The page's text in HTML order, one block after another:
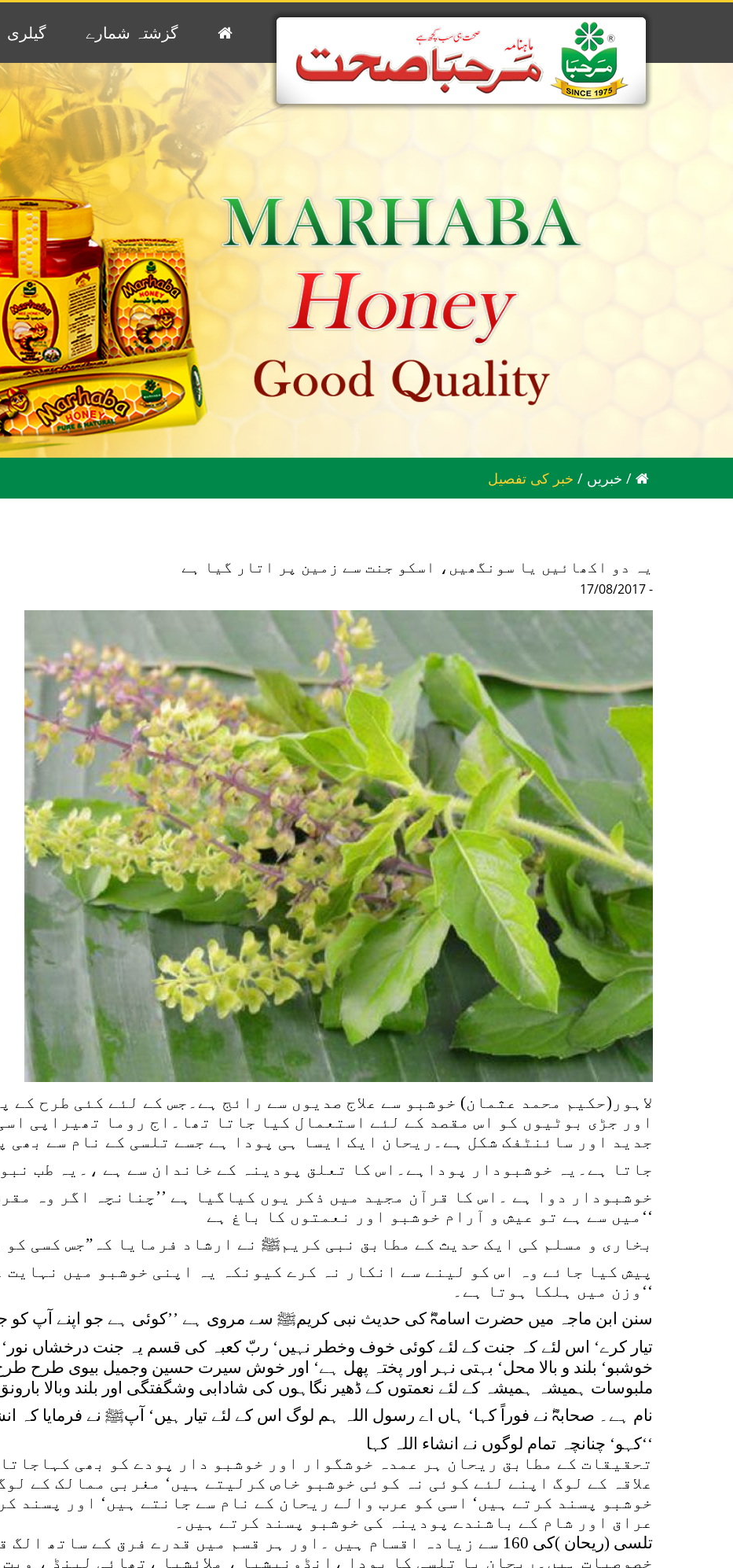
گزشتہ شمارے گیلری
/
/ خبریں خبر کی تفصیل
17/08/2017 -
لاہور(حکیم محمد عثمان) خوشبو سے علاج صدیوں سے رائج ہے۔جس کے لئے کئی طرح کے
اور جڑی بوٹیوں کو اس مقصد کے لئے استعمال کیا جاتا تھا۔اج روما تھیراپی
جدید اور سائنٹفک شکل ہے۔ریحان ایک ایسا ہی پودا ہے جسے تلسی کے نام سے بھی
جاتا ہے۔یہ خوشبودار پوداہے۔اس کا تعلق پودینہ کے خاندان سے ہے ،۔یہ طب
خوشبودار دوا ہے ۔اس کا قرآن مجید میں ذکر یوں کیاگیا ہے ’’چنانچہ اگر وہ
میں سے ہے تو عیش و آرام خوشبو اور نعمتوں کا باغ ہے‘‘
بخاری و مسلم کی ایک حدیث کے مطابق نبی کریمﷺ نے ارشاد فرمایا کہ”جس کسی کو
پیش کیا جائے وہ اس کو لینے سے انکار نہ کرے کیونکہ یہ اپنی خوشبو میں نہایت
وزن میں ہلکا ہوتا ہے۔‘‘
سنن ابن ماجہ میں حضرت اسامہؓ کی حدیث نبی کریمﷺ سے مروی ہے ’’کوئی ہے جو اپنے آپ کو
تیار کرے‘ اس لئے کہ جنت کے لئے کوئی خوف وخطر نہیں‘ ربّ کعبہ کی قسم یہ جنت درخشاں
خوشبو‘ بلند و بالا محل‘ بہتی نہر اور پختہ پھل ہے‘ اور خوش سیرت حسین وجمیل بیوی طرح
ملبوسات ہمیشہ ہمیشہ کے لئے نعمتوں کے ڈھیر نگاہوں کی شادابی وشگفتگی اور بلند وبالا
نام ہے۔ صحابہؓ نے فوراً کہا‘ ہاں اے رسول اللہ ہم لوگ اس کے لئے تیار ہیں‘ آپﷺ نے فرمایا کہ
کہو‘ چنانچہ تمام لوگوں نے انشاء اللہ کہا‘‘
تحقیقات کے مطابق ریحان ہر عمدہ خوشگوار اور خوشبو دار پودے کو بھی کہاجاتا
علاقہ کے لوگ اپنے لئے کوئی نہ کوئی خوشبو خاص کرلیتے ہیں‘ مغربی ممالک کے
خوشبو پسند کرتے ہیں‘ اسی کو عرب والے ریحان کے نام سے جانتے ہیں‘ اور پسند
عراق اور شام کے باشندے پودینہ کی خوشبو پسند کرتے ہیں۔
تلسی (ریحان )کی 160 سے زیادہ اقسام ہیں ۔اور ہر قسم میں قدرے فرق کے ساتھ
خصوصیات ہیں۔ریحان یا تلسی کا پودا ،انڈونیشیا ، ملائشیا ،تھائی لینڈ ، ویت